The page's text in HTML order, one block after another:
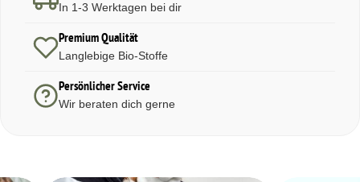
In 1-3 Werktagen bei dir
Premium Qualität
Langlebige Bio-Stoffe
Persönlicher Service
Wir beraten dich gerne